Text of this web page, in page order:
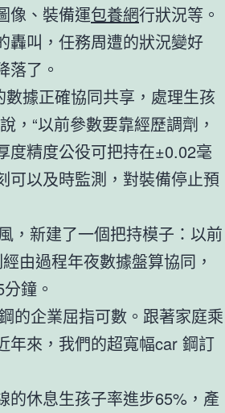
像、裝備運包養網行狀況等。
轟叫，任務周遭的狀況變好
落了。
數據正確協同共享，處理生孩
，“以前參數要靠經歷調劑，
度精度公役可把持在±0.02毫
可以及時監測，對裝備停止預
，新建了一個把持模子：以前
由過程年夜數據盤算協同，
鐘。
的企業屈指可數。跟著家庭乘
年來，我們的超寬幅car 鋼訂
的休息生孩子率進步65%，產